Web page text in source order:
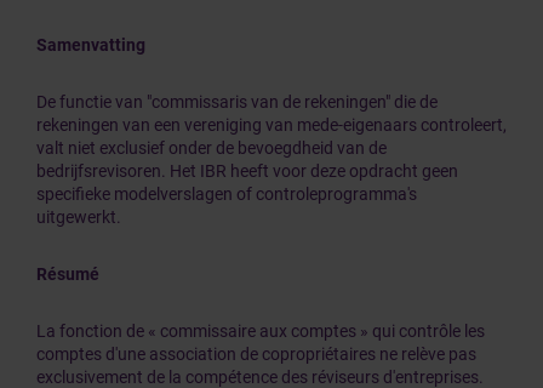
Samenvatting
De functie van "commissaris van de rekeningen" die de
rekeningen van een vereniging van mede-eigenaars controleert,
valt niet exclusief onder de bevoegdheid van de
bedrijfsrevisoren. Het IBR heeft voor deze opdracht geen
specifieke modelverslagen of controleprogramma's
uitgewerkt.
Résumé
La fonction de « commissaire aux comptes » qui contrôle les
comptes d'une association de copropriétaires ne relève pas
exclusivement de la compétence des réviseurs d'entreprises.